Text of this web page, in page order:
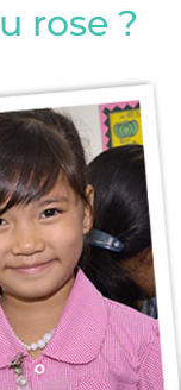
rose ?